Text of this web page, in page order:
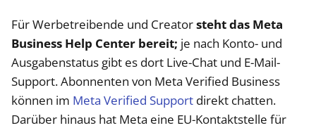
Für Werbetreibende und Creatorsteht das Meta
Business Help Center bereit; je nach Konto- und
Ausgabenstatus gibt es dort Live-Chat und E-Mail-
Support. Abonnenten von Meta Verified Business
können im Meta Verified Support direkt chatten.
Darüber hinaus hat Meta eine EU-Kontaktstelle für